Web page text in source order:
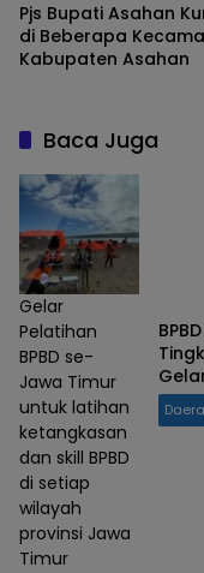
Pjs Bupati Asahan
di Beberapa
Kabupaten Asahan
Baca Juga
Gelar
Pelatihan
BPBD se-
Jawa Timur
untuk latihan
ketangkasan
dan skill BPBD
di setiap
wilayah
provinsi Jawa
Timur